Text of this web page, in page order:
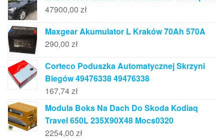
47900,00 zł
Maxgear Akumulator L Kraków 70Ah 570A
290,00 zł
Corteco Poduszka Automatycznej Skrzyni
Biegów 49476338 49476338
167,74zł
Modula Boks Na Dach Do Skoda Kodiaq
Travel 650L 235X90X48 Mocs0320
2254,00 zł